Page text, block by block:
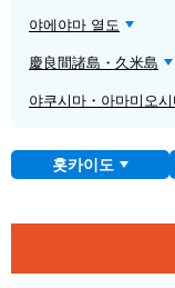
야에야마 열도
慶良間諸島・久米島
야쿠시마・아마미오
홋카이도